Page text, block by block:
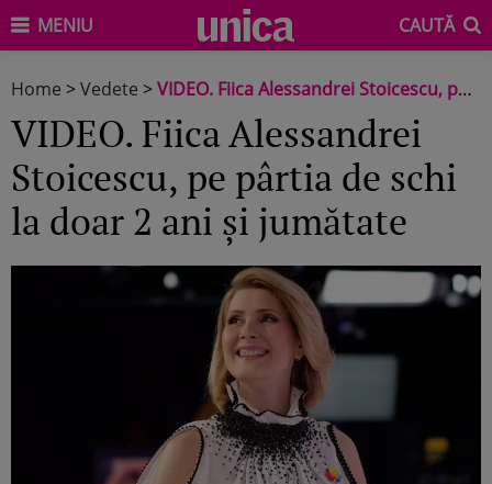
MENIU CAUTĂ
Home >Vedete >VIDEO. Fiica Alessandrei Stoicescu, pe pârtia de schi la doar 2 ani și jumătate
VIDEO. Fiica Alessandrei
Stoicescu, pe pârtia de schi
la doar 2 ani și jumătate